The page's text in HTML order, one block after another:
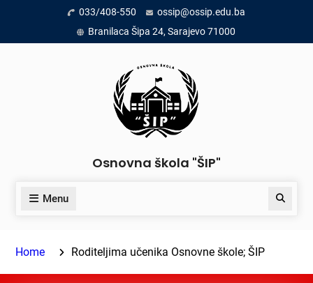
content
033/408-550
ossip@ossip.edu.ba
Branilaca Šipa 24, Sarajevo 71000
Osnovna škola "ŠIP"
Menu Search
Home Roditeljima učenika Osnovne škole; ŠIP